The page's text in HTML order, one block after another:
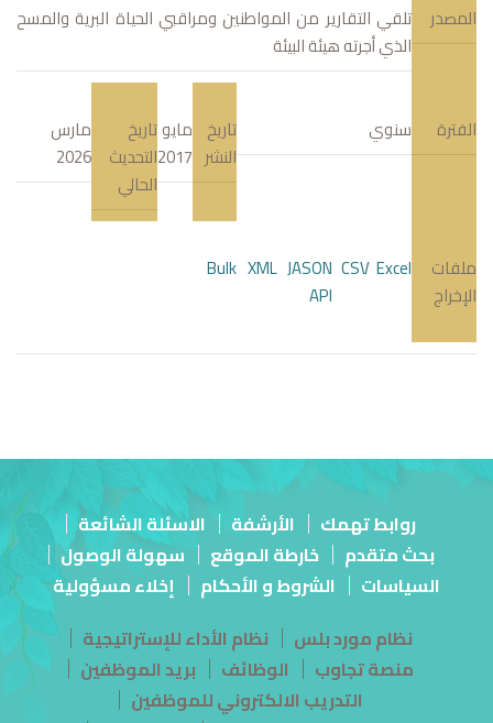
المصدر
تلقي التقارير من المواطنين ومراقبي الحياة البرية والمسح
الذي أجرته هيئة البيئة
الفترة سنوي
تاريخ
النشر
مايو
2017
تاريخ
التحديث
الحالي
مارس
2026
ملفات
الإخراج
Excel
CSV
JASON
API
XML
Bulk
روابط تهمك الأرشفة
الاسئلة الشائعة
بحث متقدم
خارطة الموقع
سهولة الوصول
السياسات
الشروط و الأحكام
إخلاء مسؤولية
نظام مورد بلس
نظام الأداء للإستراتيجية
منصة تجاوب
الوظائف
بريد الموظفين
التدريب الالكتروني للموظفين